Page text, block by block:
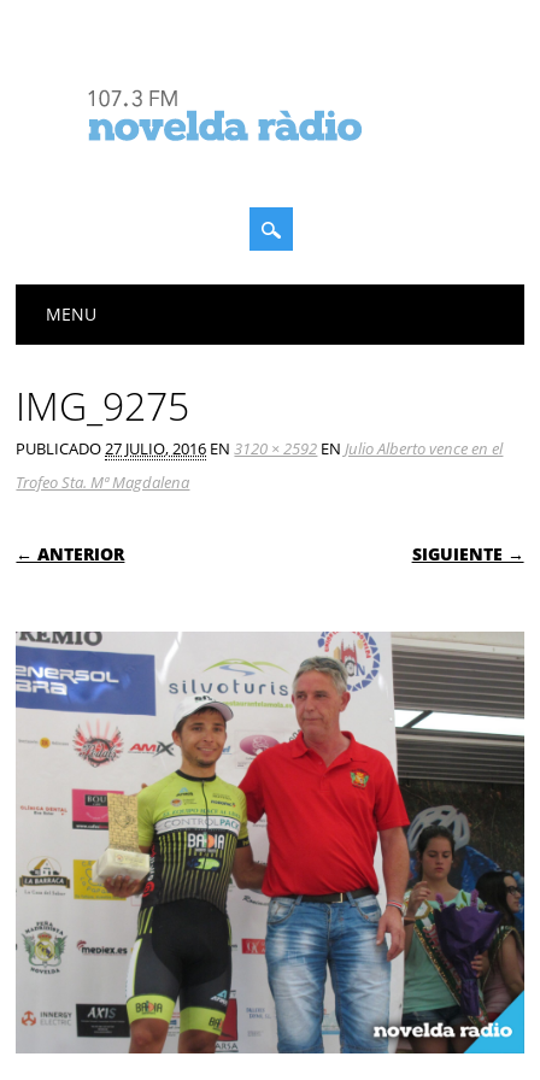
Menú principal
MENU
IMG_9275
PUBLICADO27 JULIO, 2016 EN3120 × 2592 ENJulio Alberto vence en el
Trofeo Sta. Mª Magdalena
← ANTERIOR SIGUIENTE →